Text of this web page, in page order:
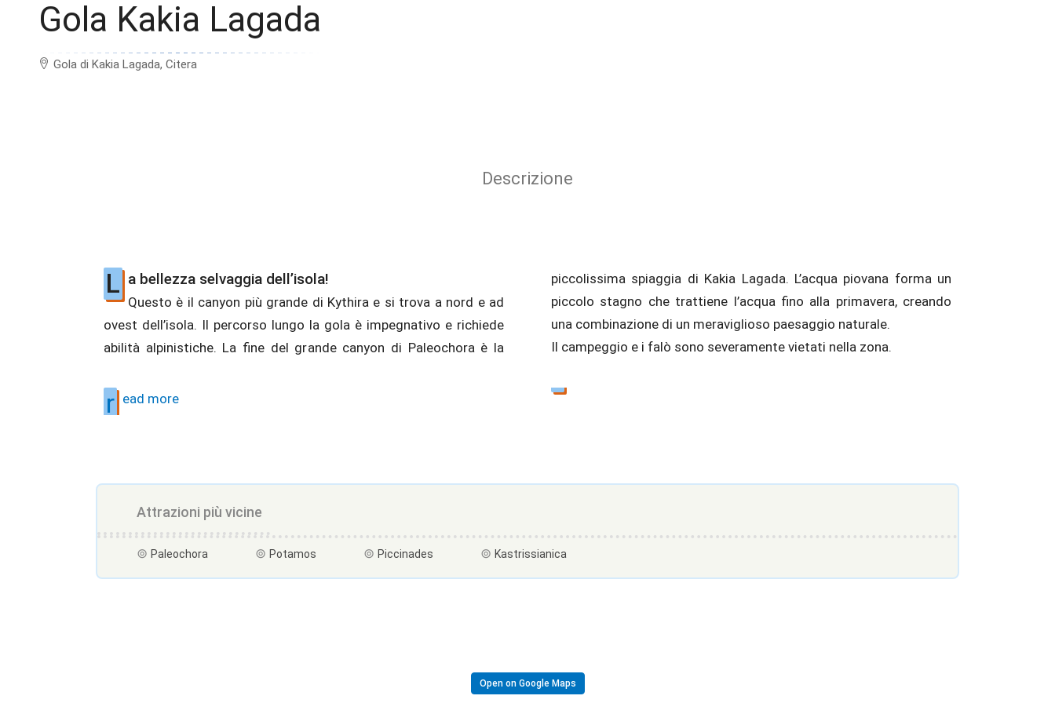
Gola Kakia Lagada
Gola di Kakia Lagada, Citera
Descrizione
L a bellezza selvaggia dell’isola!
Questo è il canyon più grande di Kythira e si trova a nord e ad
ovest dell’isola. Il percorso lungo la gola è impegnativo e richiede
abilità alpinistiche. La fine del grande canyon di Paleochora è la
piccolissima spiaggia di Kakia Lagada. L’acqua piovana forma un
piccolo stagno che trattiene l’acqua fino alla primavera, creando
una combinazione di un meraviglioso paesaggio naturale.
Il campeggio e i falò sono severamente vietati nella zona.
r ead more
Attrazioni più vicine
Paleochora Potamos Piccinades Kastrissianica
Open on Google Maps